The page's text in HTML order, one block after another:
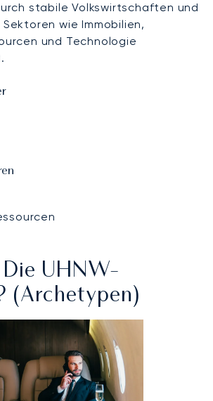
stabile Volkswirtschaften und
wie Immobilien,
und Technologie
Die UHNW-
(Archetypen)